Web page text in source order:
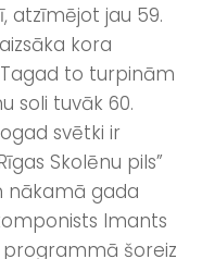
atzīmējot jau 59.
kora
to turpinām
soli tuvāk 60.
svētki ir
Skolēnu pils”
nākamā gada
Imants
šoreiz